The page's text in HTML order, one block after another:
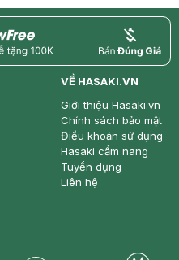
price
VỀ HASAKI.VN
Giới thiệu Hasaki.vn
Chính sách bảo mật
Điều khoản sử dụng
Hasaki cẩm nang
Tuyển dụng
Liên hệ